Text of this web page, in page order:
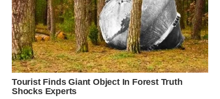
WN
SUBANG
WN
SUKABUMI
WN
PURWAKARTA